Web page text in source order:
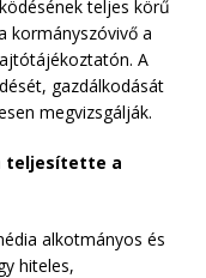
teljes körű
kormányszóvivő a
A
gazdálkodását
megvizsgálják.
teljesítette a
alkotmányos és
hiteles,